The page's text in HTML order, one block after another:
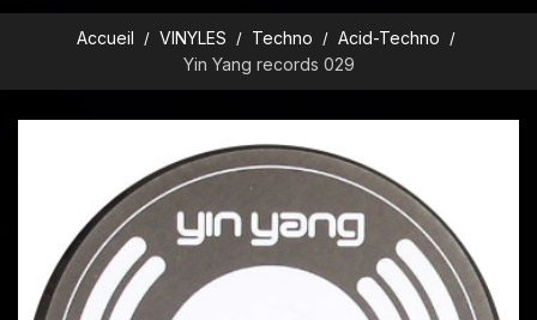
Accueil VINYLES Techno
Acid-Techno
Yin Yang records 029